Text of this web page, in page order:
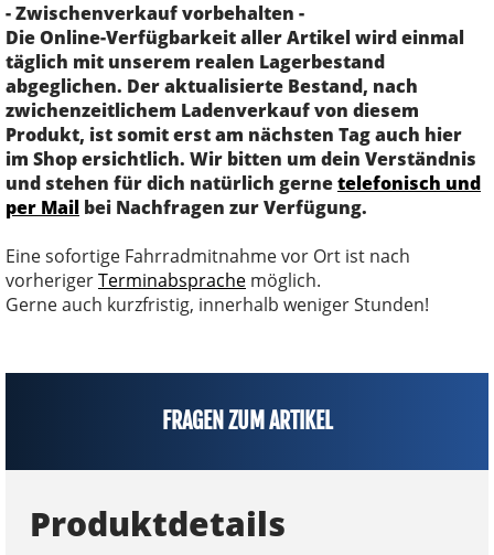
- Zwischenverkauf vorbehalten -
Die Online-Verfügbarkeit aller Artikel wird einmal
täglich mit unserem realen Lagerbestand
abgeglichen. Der aktualisierte Bestand, nach
zwichenzeitlichem Ladenverkauf von diesem
Produkt, ist somit erst am nächsten Tag auch hier
im Shop ersichtlich. Wir bitten um dein Verständnis
und stehen für dich natürlich gernetelefonisch und
per Mail bei Nachfragen zur Verfügung.
Eine sofortige Fahrradmitnahme vor Ort ist nach
vorherigerTerminabsprache möglich.
Gerne auch kurzfristig, innerhalb weniger Stunden!
FRAGEN ZUM ARTIKEL
Produktdetails